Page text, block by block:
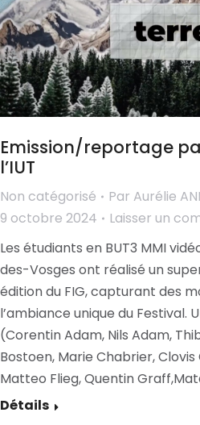
Emission/reportage
l’IUT
Non catégorisé Par Aurélie
9 octobre 2024
Laisser un
Les étudiants en BUT3 MMI
des-Vosges ont réalisé un
édition du FIG, capturant des
l’ambiance unique du Festival.
(Corentin Adam, Nils Adam,
Bostoen, Marie Chabrier,
Matteo Flieg, Quentin
Détails